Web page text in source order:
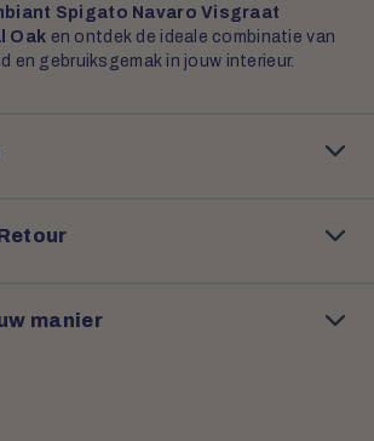
Spigato Navaro Visgraat
Oak en ontdek de ideale combinatie van
en gebruiksgemak in jouw interieur.
manier